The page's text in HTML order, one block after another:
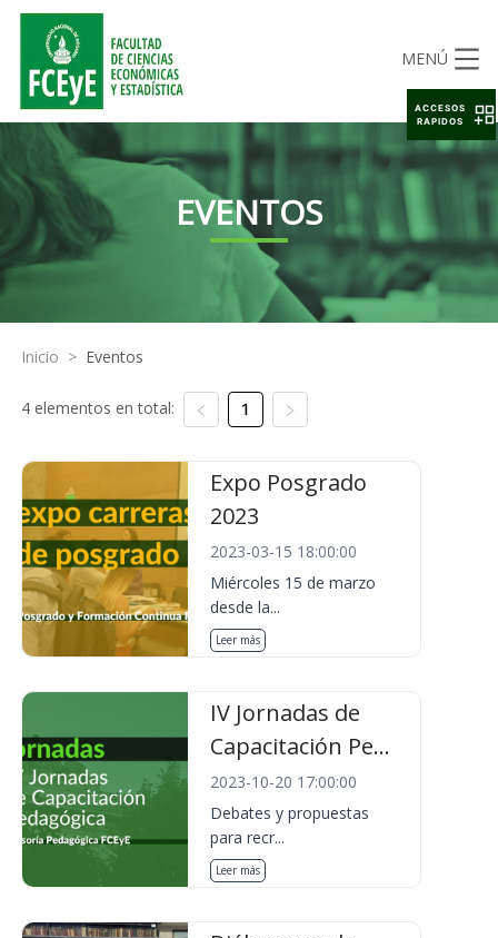
MENÚ
EVENTOS
Inicio > Eventos
4 elementos en total: 1
Expo Posgrado
2023
2023-03-15 18:00:00
Miércoles 15 de marzo
desde la...
Leer más
IV Jornadas de
Capacitación Pe...
2023-10-20 17:00:00
Debates y propuestas
para recr...
Leer más
ACCESOS
RAPIDOS